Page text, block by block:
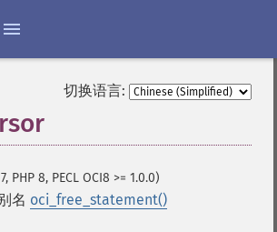
切换语言:
PHP 8, PECL OCI8 >= 1.0.0)
名 oci_free_statement()